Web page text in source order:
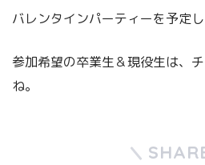
バレンタインパーティーを予定
参加希望の卒業生＆現役生は、
ね。